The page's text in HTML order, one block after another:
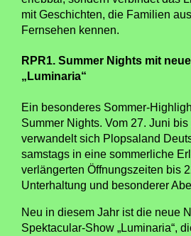
mit Geschichten, die Familien
Fernsehen kennen.
RPR1. Summer Nights mit
„Luminaria“
Ein besonderes Sommer-
Summer Nights. Vom 27. Juni
verwandelt sich Plopsaland
samstags in eine sommerliche
verlängerten Öffnungszeiten bis
Unterhaltung und besonderer
Neu in diesem Jahr ist die neue
Spektacular-Show „Luminaria“,